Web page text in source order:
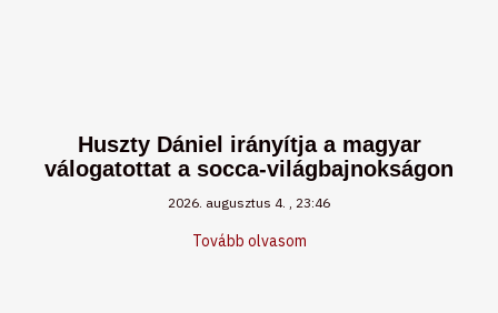
Huszty Dániel irányítja a magyar
válogatottat a socca-világbajnokságon
2026. augusztus 4. 23:46
Tovább olvasom